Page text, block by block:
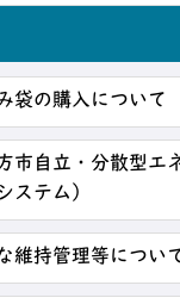
袋の購入について
市自立・分散型エ
ステム）
維持管理等について